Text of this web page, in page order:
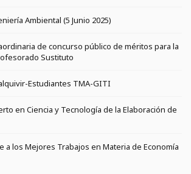
Ambiental (5 Junio 2025)
de concurso público de méritos para la
Sustituto
Estudiantes TMA-GITI
en Ciencia y Tecnología de la Elaboración de
a los Mejores Trabajos en Materia de Economía